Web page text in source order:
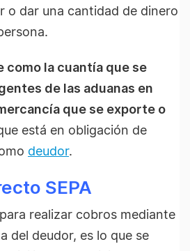
o dar una cantidad de dinero
como la cuantía que se
de las aduanas en
que se exporte o
está en obligación de
deudor.
SEPA
realizar cobros mediante
del deudor, es lo que se